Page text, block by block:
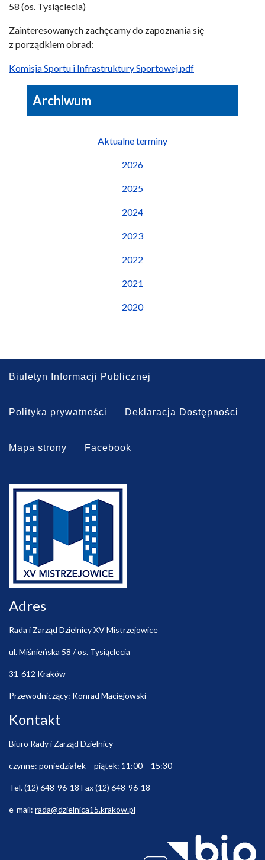
58 (os. Tysiąclecia)
Zainteresowanych zachęcamy do zapoznania się
z porządkiem obrad:
Komisja Sportu i Infrastruktury Sportowej.pdf
Archiwum
Aktualne terminy
2026
2025
2024
2023
2022
2021
2020
Biuletyn Informacji Publicznej
Polityka prywatności Deklaracja Dostępności
Mapa strony Facebook
Adres
Rada i Zarząd Dzielnicy XV Mistrzejowice
ul. Miśnieńska 58 / os. Tysiąclecia
31-612 Kraków
Przewodniczący: Konrad Maciejowski
Kontakt
Biuro Rady i Zarząd Dzielnicy
czynne: poniedziałek – piątek: 11:00 – 15:30
Tel. (12) 648-96-18 Fax (12) 648-96-18
e-mail: rada@dzielnica15.krakow.pl